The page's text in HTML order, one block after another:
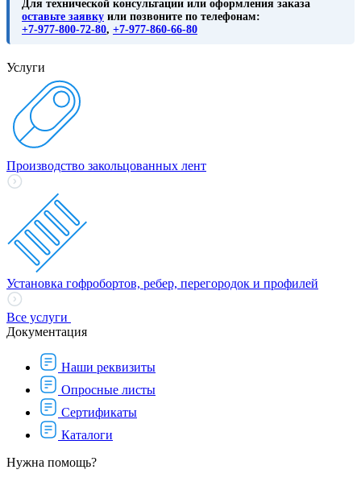
Для технической консультации или оформления заказа
оставьте заявку или позвоните по телефонам:
+7-977-800-72-80, +7-977-860-66-80
Услуги
Производство закольцованных лент
Установка гофробортов, ребер, перегородок и профилей
Все услуги
Документация
Наши реквизиты
Опросные листы
Сертификаты
Каталоги
Нужна помощь?